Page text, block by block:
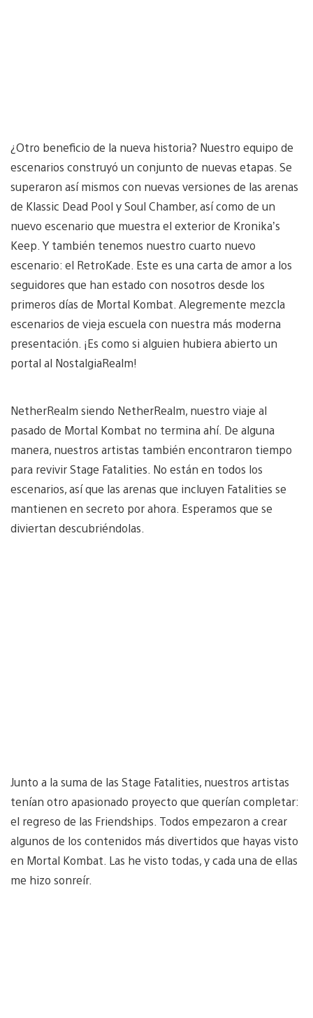
¿Otro beneficio de la nueva historia? Nuestro equipo de
escenarios construyó un conjunto de nuevas etapas. Se
superaron así mismos con nuevas versiones de las arenas
de Klassic Dead Pool y Soul Chamber, así como de un
nuevo escenario que muestra el exterior de Kronika’s
Keep. Y también tenemos nuestro cuarto nuevo
escenario: el RetroKade. Este es una carta de amor a los
seguidores que han estado con nosotros desde los
primeros días de Mortal Kombat. Alegremente mezcla
escenarios de vieja escuela con nuestra más moderna
presentación. ¡Es como si alguien hubiera abierto un
portal al NostalgiaRealm!
NetherRealm siendo NetherRealm, nuestro viaje al
pasado de Mortal Kombat no termina ahí. De alguna
manera, nuestros artistas también encontraron tiempo
para revivir Stage Fatalities. No están en todos los
escenarios, así que las arenas que incluyen Fatalities se
mantienen en secreto por ahora. Esperamos que se
diviertan descubriéndolas.
Junto a la suma de las Stage Fatalities, nuestros artistas
tenían otro apasionado proyecto que querían completar:
el regreso de las Friendships. Todos empezaron a crear
algunos de los contenidos más divertidos que hayas visto
en Mortal Kombat. Las he visto todas, y cada una de ellas
me hizo sonreír.